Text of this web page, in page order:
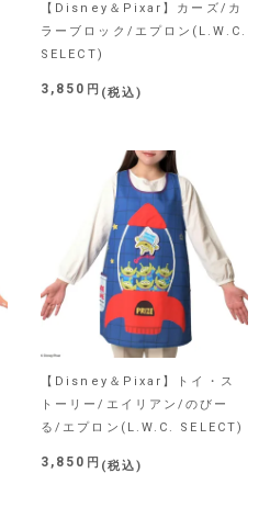
【Disney＆Pixar】カーズ/カ
ラーブロック/エプロン(L.W.C.
SELECT)
3,850 税込
【Disney＆Pixar】トイ・ス
トーリー/エイリアン/のびー
る/エプロン(L.W.C. SELECT)
3,850 税込